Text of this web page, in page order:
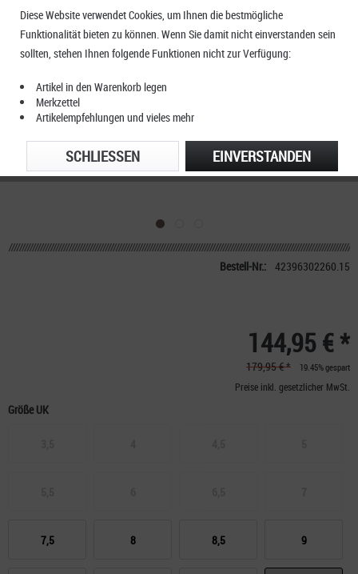
Bestell-Nr.: 42396302260.15
144,95 € *
179,95 € * 19.45% gespart
Preise inkl. gesetzlicher MwSt.
Größe UK
7,5 8 8,5 9
Diese Website verwendet Cookies, um Ihnen die bestmögliche
Funktionalität bieten zu können. Wenn Sie damit nicht einverstanden sein
sollten, stehen Ihnen folgende Funktionen nicht zur Verfügung:
Artikel in den Warenkorb legen
Merkzettel
Artikelempfehlungen und vieles mehr
EINVERSTANDEN
SCHLIESSEN